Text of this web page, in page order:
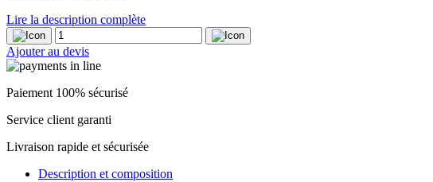
Lire la description complète
quantité
de
Promotal
Duolys
Ajouter au devis
Paiement 100% sécurisé
Service client garanti
Livraison rapide et sécurisée
Description et composition